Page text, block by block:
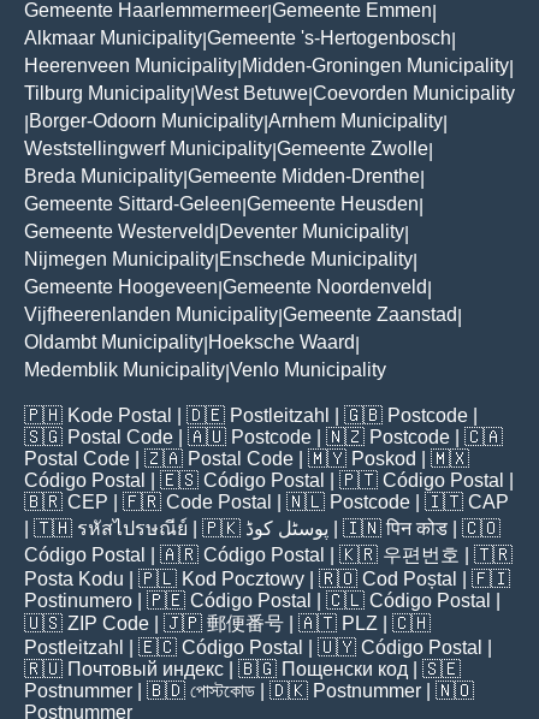
Gemeente Haarlemmermeer Gemeente Emmen
Alkmaar Municipality Gemeente 's-Hertogenbosch
Heerenveen Municipality Midden-Groningen Municipality
Tilburg Municipality West Betuwe Coevorden Municipality
Borger-Odoorn Municipality Arnhem Municipality
Weststellingwerf Municipality Gemeente Zwolle
Breda Municipality Gemeente Midden-Drenthe
Gemeente Sittard-Geleen Gemeente Heusden
Gemeente Westerveld Deventer Municipality
Nijmegen Municipality Enschede Municipality
Gemeente Hoogeveen Gemeente Noordenveld
Vijfheerenlanden Municipality Gemeente Zaanstad
Oldambt Municipality Hoeksche Waard
Medemblik Municipality Venlo Municipality
🇵🇭 Kode Postal | 🇩🇪 Postleitzahl | 🇬🇧 Postcode
🇸🇬 Postal Code | 🇦🇺 Postcode | 🇳🇿 Postcode | 🇨🇦
Postal Code | 🇿🇦 Postal Code | 🇲🇾 Poskod
| 🇲🇽
Código Postal
| 🇪🇸 Código Postal | 🇵🇹 Código Postal
🇧🇷 CEP | 🇫🇷 Code Postal | 🇳🇱 Postcode | 🇮🇹 CAP
| 🇹🇭 รหัสไปรษณีย์ | 🇵🇰 پوسٹل کوڈ | 🇮🇳पिन कोड | 🇨🇴
Código Postal
| 🇦🇷 Código Postal | 🇰🇷 우편번호
| 🇹🇷
Posta Kodu | 🇵🇱 Kod Pocztowy | 🇷🇴 Cod Poștal
| 🇫🇮
Postinumero | 🇵🇪 Código Postal | 🇨🇱 Código Postal
🇺🇸 ZIP Code | 🇯🇵 郵便番号 | 🇦🇹 PLZ | 🇨🇭
Postleitzahl
| 🇪🇨 Código Postal | 🇺🇾 Código Postal
🇷🇺 Почтовый индекс | 🇧🇬 Пощенски код | 🇸🇪
Postnummer | 🇧🇩 পোস্টকোড | 🇩🇰 Postnummer | 🇳🇴
Postnummer